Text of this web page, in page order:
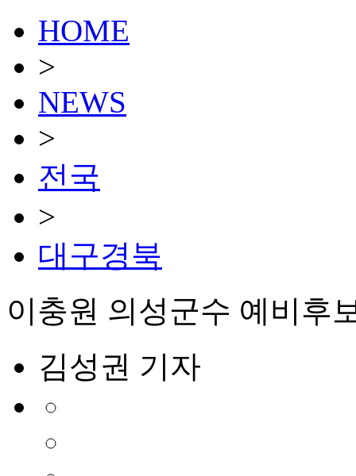
HOME
>
NEWS
>
전국
>
대구경북
이충원 의성군수 예비후
김성권 기자